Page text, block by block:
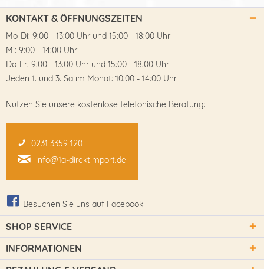
KONTAKT & ÖFFNUNGSZEITEN
Mo-Di: 9:00 - 13:00 Uhr und 15:00 - 18:00 Uhr
Mi: 9:00 - 14:00 Uhr
Do-Fr: 9:00 - 13:00 Uhr und 15:00 - 18:00 Uhr
Jeden 1. und 3. Sa im Monat: 10:00 - 14:00 Uhr
Nutzen Sie unsere kostenlose telefonische Beratung:
0231 3359 120
info@1a-direktimport.de
Besuchen Sie uns auf Facebook
SHOP SERVICE
INFORMATIONEN